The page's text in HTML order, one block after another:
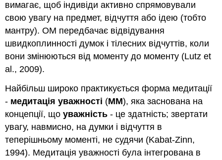
вимагає, щоб індивіди активно спрямовували
свою увагу на предмет, відчуття або ідею (тобто
мантру). ОМ передбачає відвідування
швидкоплинності думок і тілесних відчуттів, коли
вони змінюються від моменту до моменту (Lutz et
al., 2009).
Найбільш широко практикується форма медитації
- медитація уважності (ММ), яка заснована на
концепції, щоуважність - це здатність; звертати
увагу, навмисно, на думки і відчуття в
теперішньому моменті, не судячи (Kabat-Zinn,
1994). Медитація уважності була інтегрована в